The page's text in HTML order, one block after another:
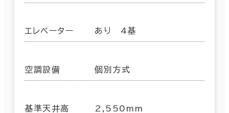
エレベーター あり 4基
空調設備 個別方式
基準天井高 2,550mm